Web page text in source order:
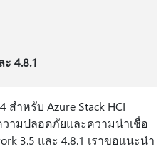
ะ 4.8.1
าหรับ Azure Stack HCI
วามปลอดภัยและความน่าเชื่อ
3.5 และ 4.8.1 เราขอแนะนํา